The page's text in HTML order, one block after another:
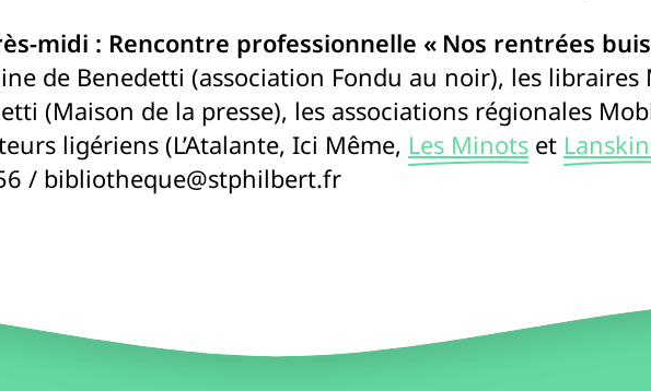
midi : Rencontre professionnelle « Nos rentrées
de Benedetti (association Fondu au noir), les libraires
(Maison de la presse), les associations régionales
ligériens (L’Atalante, Ici Même, Les Minots et
/ bibliotheque@stphilbert.fr